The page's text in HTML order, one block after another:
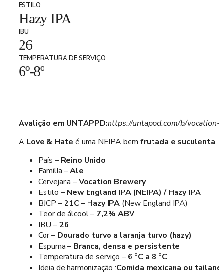
ESTILO
Hazy IPA
IBU
26
TEMPERATURA DE SERVIÇO
6º-8º
Avalição em UNTAPPD:https://untappd.com/b/
A Love & Hate é uma NEIPA bem frutada e suculenta,
País – Reino Unido
Família –Ale
Cervejaria –Vocation Brewery
Estilo – New England IPA (NEIPA) / Hazy IPA
BJCP –21C – Hazy IPA (New England IPA)
Teor de álcool – 7,2% ABV
IBU –26
Cor – Dourado turvo a laranja turvo (hazy)
Espuma – Branca, densa e persistente
Temperatura de serviço – 6 °C a 8 °C
Ideia de harmonização :Comida mexicana ou